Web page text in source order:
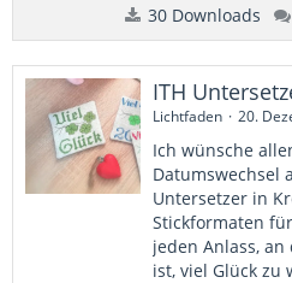
30 Downloads
ITH
Lichtfaden 20.
Ich wünsche
Datumswechsel
Untersetzer in
Stickformaten
jeden Anlass,
ist, viel Glück zu